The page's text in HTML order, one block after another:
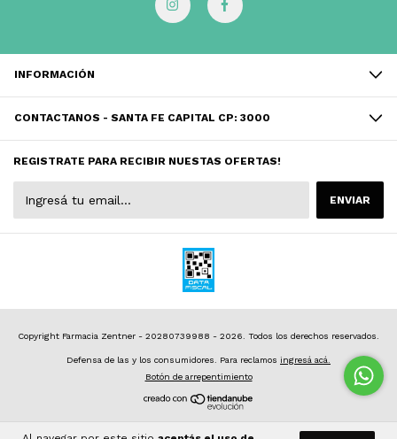
INFORMACIÓN
CONTACTANOS - SANTA FE CAPITAL CP: 3000
REGISTRATE PARA RECIBIR NUESTAS OFERTAS!
Copyright Farmacia Zentner - 20280739988 - 2026. Todos los derechos reservados.
Defensa de las y los consumidores. Para reclamos ingresá acá.
Botón de arrepentimiento